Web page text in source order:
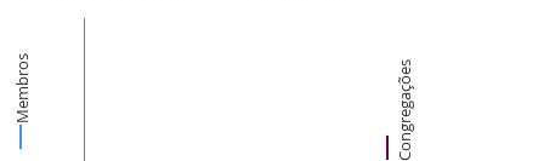
Membros Congregações